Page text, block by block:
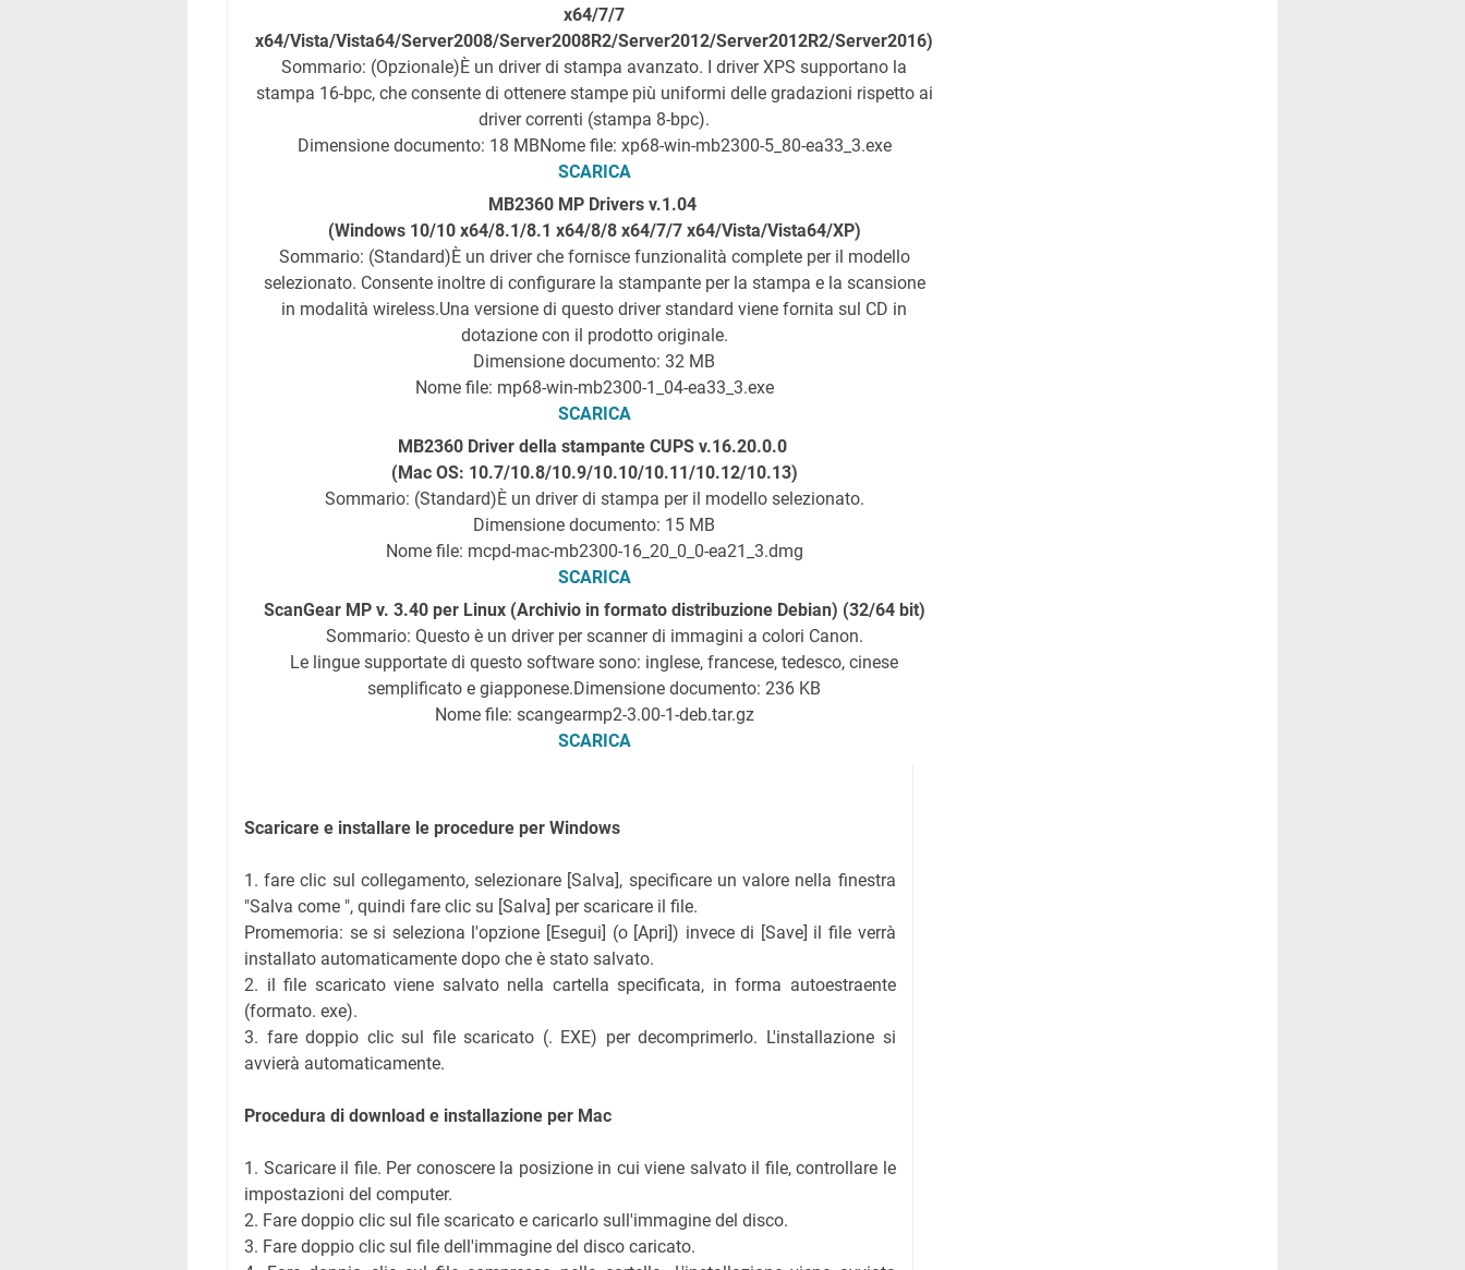
x64/7/7
x64/Vista/Vista64/Server2008/Server2008R2/Server2012/Server2012R2/Server2016)
Sommario: (Opzionale)È un driver di stampa avanzato. I driver XPS supportano la
stampa 16-bpc, che consente di ottenere stampe più uniformi delle gradazioni rispetto ai
driver correnti (stampa 8-bpc).
Dimensione documento: 18 MBNome file: xp68-win-mb2300-5_80-ea33_3.exe
SCARICA
MB2360 MP Drivers v.1.04
(Windows 10/10 x64/8.1/8.1 x64/8/8 x64/7/7 x64/Vista/Vista64/XP)
Sommario: (Standard)È un driver che fornisce funzionalità complete per il modello
selezionato. Consente inoltre di configurare la stampante per la stampa e la scansione
in modalità wireless.Una versione di questo driver standard viene fornita sul CD in
dotazione con il prodotto originale.
Dimensione documento: 32 MB
Nome file: mp68-win-mb2300-1_04-ea33_3.exe
SCARICA
MB2360 Driver della stampante CUPS v.16.20.0.0
(Mac OS: 10.7/10.8/10.9/10.10/10.11/10.12/10.13)
Sommario: (Standard)È un driver di stampa per il modello selezionato.
Dimensione documento: 15 MB
Nome file: mcpd-mac-mb2300-16_20_0_0-ea21_3.dmg
SCARICA
ScanGear MP v. 3.40 per Linux (Archivio in formato distribuzione Debian) (32/64 bit)
Sommario: Questo è un driver per scanner di immagini a colori Canon.
Le lingue supportate di questo software sono: inglese, francese, tedesco, cinese
semplificato e giapponese.Dimensione documento: 236 KB
Nome file: scangearmp2-3.00-1-deb.tar.gz
SCARICA
Scaricare e installare le procedure per Windows
1. fare clic sul collegamento, selezionare [Salva], specificare un valore nella finestra
"Salva come ", quindi fare clic su [Salva] per scaricare il file.
Promemoria: se si seleziona l'opzione [Esegui] (o [Apri]) invece di [Save] il file verrà
installato automaticamente dopo che è stato salvato.
2. il file scaricato viene salvato nella cartella specificata, in forma autoestraente
(formato. exe).
3. fare doppio clic sul file scaricato (. EXE) per decomprimerlo. L'installazione si
avvierà automaticamente.
Procedura di download e installazione per Mac
1. Scaricare il file. Per conoscere la posizione in cui viene salvato il file, controllare le
impostazioni del computer.
2. Fare doppio clic sul file scaricato e caricarlo sull'immagine del disco.
3. Fare doppio clic sul file dell'immagine del disco caricato.